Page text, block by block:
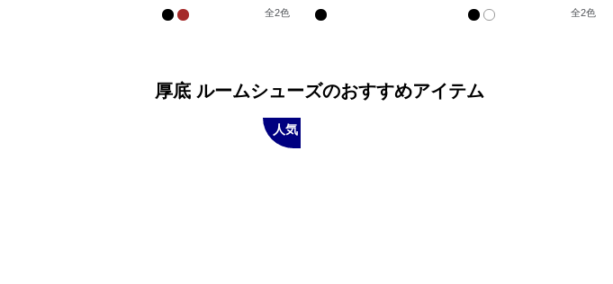
全2色
げ）
全2色
厚底 ルームシューズのおすすめアイテム
人気